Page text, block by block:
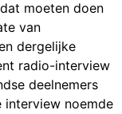
moeten doen
van
dergelijke
radio-interview
deelnemers
interview noemde